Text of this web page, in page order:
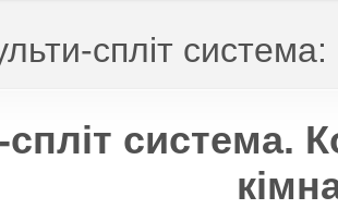
спліт система:
система.